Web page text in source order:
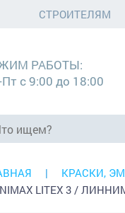
СТРОИТЕЛЯМ
РАБОТЫ:
с 9:00 до 18:00
КРАСКИ,
LITEX 3 /